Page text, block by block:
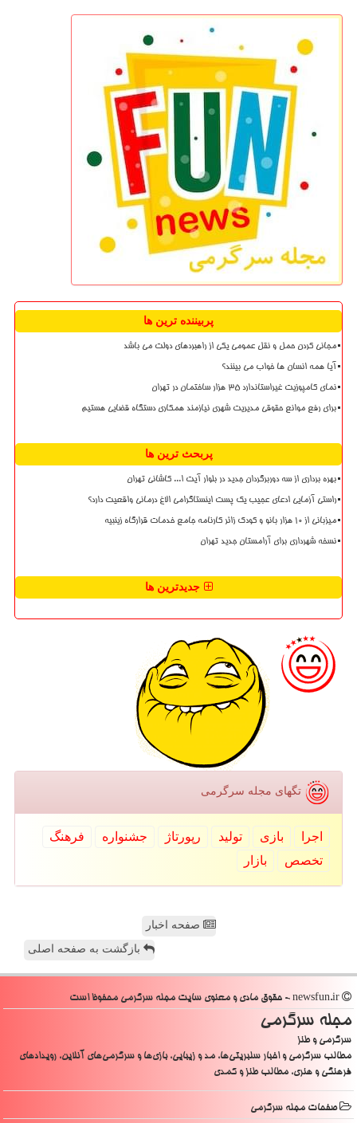
پربیننده ترین ها
مجانی کردن حمل و نقل عمومی یکی از راهبردهای دولت می باشد
آیا همه انسان ها خواب می بینند؟
نمای کامپوزیت غیراستاندارد ۳۵ هزار ساختمان در تهران
برای رفع موانع حقوقی مدیریت شهری نیازمند همکاری دستگاه قضایی هستیم
پربحث ترین ها
بهره برداری از سه دوربرگردان جدید در بلوار آیت ا... کاشانی تهران
راستی آزمایی ادعای عجیب یک پست اینستاگرامی الاغ درمانی واقعیت دارد؟
میزبانی از ۱۰ هزار بانو و کودک زائر کارنامه جامع خدمات قرارگاه زینبیه
نسخه شهرداری برای آرامستان جدید تهران
جدیدترین ها
تگهای مجله سرگرمی
اجرا بازی تولید رپورتاژ جشنواره
فرهنگ
تخصص
بازار
صفحه اخبار
بازگشت به صفحه اصلی
مجله سرگرمی
سرگرمی و طنز
مطالب سرگرمی و اخبار سلبریتی‌ها، مد و زیبایی، بازی‌ها و سرگرمی‌های آنلاین، رویدادهای
فرهنگی و هنری، مطالب طنز و کمدی
صفحات مجله سرگرمی